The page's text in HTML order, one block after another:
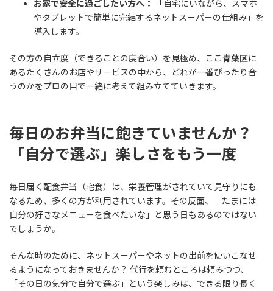
お家で安全に過ごしたい方へ：
「自宅にいながら、スマホ
やタブレットで簡単に完結するネットスーパーの仕組み」を
導入します。
その方の自立度（できることの度合い）を見極め、ここ青葉区に
あるたくさんのお店やサービスの中から、どれが一番ぴったり合
うのかをプロの目で一緒に考えて組み立てていきます。
毎日のお弁当に飽きていませんか？
「自分で選ぶ」楽しさをもう一度
毎日届く配食弁当（宅食）は、栄養管理がされていて見守りにも
なるため、多くの方が利用されています。その反面、「たまには
自分の好きなメニューを食べたいな」と思う日もあるのではない
でしょうか。
そんな時のために、ネットスーパーやネットの出前を使いこなせ
るようになっておきませんか？ 代行を頼むところは頼みつつ、
「その日の気分で自分で選ぶ」という楽しみは、できる限り長く